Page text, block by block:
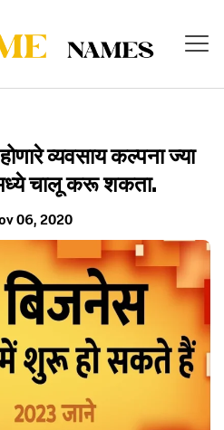
व्यवसाय कल्पना ज्या
चालू करू शकता.
06, 2020